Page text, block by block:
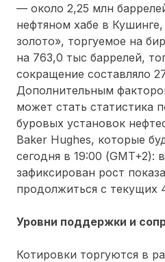
— около 2,25 млн
нефтяном хабе в
золото», торгуемое на
на 763,0 тыс баррелей,
сокращение составляло
Дополнительным
может стать статистика
буровых установок
Baker Hughes, которые
сегодня в 19:00 (GMT+2):
зафиксирован рост
продолжиться с текущих
Уровни поддержки и
Котировки торгуются в